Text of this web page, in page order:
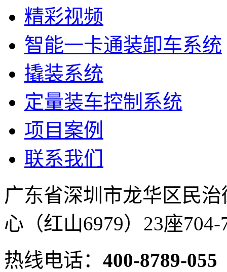
精彩视频
智能一卡通装卸车系统
撬装系统
定量装车控制系统
项目案例
联系我们
广东省深圳市龙华区民
心（红山6979）23座704-
热线电话： 400-8789-055